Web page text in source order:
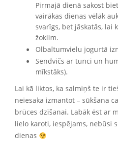
Pirmajā dienā sakost
vairākas dienas vēlāk
svarīgs, bet jāskatās, lai
žoklim.
Olbaltumvielu jogurtā
Sendvičs ar tunci un
mīkstāks).
Lai kā liktos, ka salmiņš te ir
neiesaka izmantot – sūkšana
brūces dzīšanai. Labāk ēst ar
lielo karoti, iespējams, nebūsi
dienas